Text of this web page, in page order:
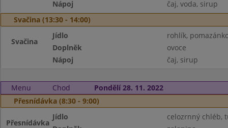
Nápoj
čaj, voda, sirup
Svačina (13:30 - 14:00)
Svačina
Jídlo
rohlík,
Doplněk
ovoce
Nápoj
čaj, sirup
Menu Chod
Pondělí 28. 11. 2022
Přesnídávka (8:30 - 9:00)
Přesnídávka
Jídlo
celozrnný chléb,